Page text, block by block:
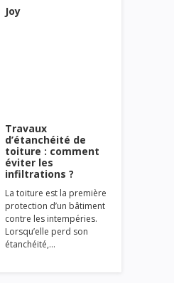
Joy
Travaux
d’étanchéité de
toiture : comment
éviter les
infiltrations ?
La toiture est la première
protection d’un bâtiment
contre les intempéries.
Lorsqu’elle perd son
étanchéité,…